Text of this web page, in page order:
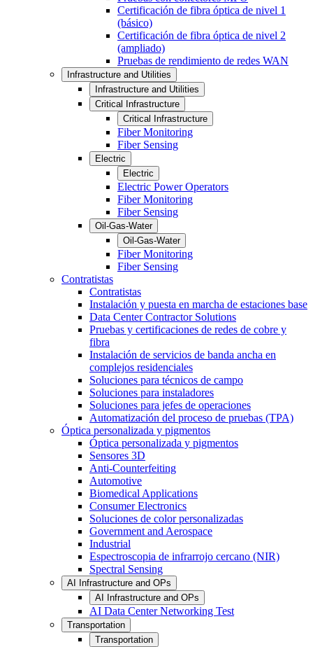
Certificación de fibra óptica de nivel 1
(básico)
Certificación de fibra óptica de nivel 2
(ampliado)
Pruebas de rendimiento de redes WAN
Infrastructure and Utilities
Infrastructure and Utilities
Critical Infrastructure
Critical Infrastructure
Fiber Monitoring
Fiber Sensing
Electric
Electric
Electric Power Operators
Fiber Monitoring
Fiber Sensing
Oil-Gas-Water
Oil-Gas-Water
Fiber Monitoring
Fiber Sensing
Contratistas
Contratistas
Instalación y puesta en marcha de estaciones base
Data Center Contractor Solutions
Pruebas y certificaciones de redes de cobre y
fibra
Instalación de servicios de banda ancha en
complejos residenciales
Soluciones para técnicos de campo
Soluciones para instaladores
Soluciones para jefes de operaciones
Automatización del proceso de pruebas (TPA)
Óptica personalizada y pigmentos
Óptica personalizada y pigmentos
Sensores 3D
Anti-Counterfeiting
Automotive
Biomedical Applications
Consumer Electronics
Soluciones de color personalizadas
Government and Aerospace
Industrial
Espectroscopia de infrarrojo cercano (NIR)
Spectral Sensing
AI Infrastructure and OPs
AI Infrastructure and OPs
AI Data Center Networking Test
Transportation
Transportation